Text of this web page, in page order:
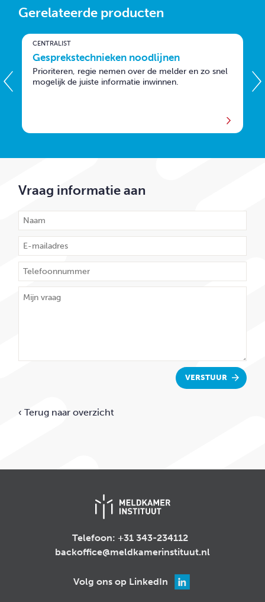
Gerelateerde producten
CENTRALIST
Gesprekstechnieken noodlijnen
Prioriteren, regie nemen over de melder en zo snel
mogelijk de juiste informatie inwinnen.
Vraag informatie aan
VERSTUUR
‹ Terug naar overzicht
Telefoon: +31 343-234112
backoffice@meldkamerinstituut.nl
Volg ons op LinkedIn